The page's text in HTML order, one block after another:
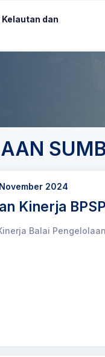
dan
2024
Kinerja
Balai